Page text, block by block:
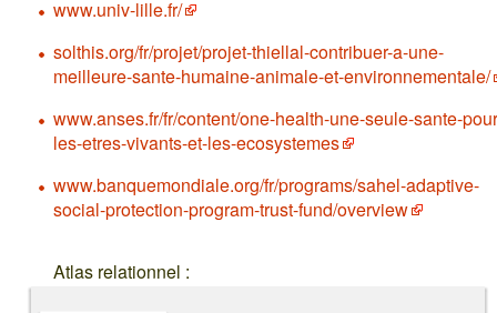
www.univ-lille.fr/
solthis.org/fr/projet/projet-thiellal-contribuer-a-une-
meilleure-sante-humaine-animale-et-environnementale/
www.anses.fr/fr/content/one-health-une-seule-sante-
les-etres-vivants-et-les-ecosystemes
www.banquemondiale.org/fr/programs/sahel-adaptive-
social-protection-program-trust-fund/overview
Atlas relationnel :